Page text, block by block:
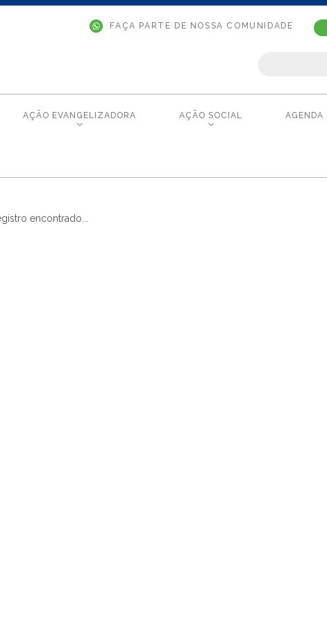
FAÇA PARTE DE NOSSA COMUNIDADE
AÇÃO EVANGELIZADORA AÇÃO SOCIAL AGENDA
encontrado...